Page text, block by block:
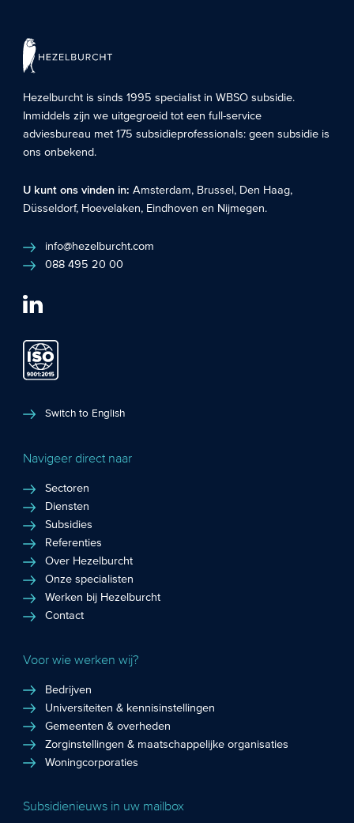
Hezelburcht is sinds 1995 specialist inWBSO subsidie.
Inmiddels zijn we uitgegroeid tot een full-service
adviesbureau met 175 subsidieprofessionals: geen subsidie is
ons onbekend.
U kunt ons vinden in:Amsterdam, Brussel , Den Haag,
Düsseldorf, Hoevelaken, Eindhoven en Nijmegen.
info@hezelburcht.com
088 495 20 00
Switch to English
Navigeer direct naar
Sectoren
Diensten
Subsidies
Referenties
Over Hezelburcht
Onze specialisten
Werken bij Hezelburcht
Contact
Voor wie werken wij?
Bedrijven
Universiteiten & kennisinstellingen
Gemeenten & overheden
Zorginstellingen & maatschappelijke organisaties
Woningcorporaties
Subsidienieuws in uw mailbox